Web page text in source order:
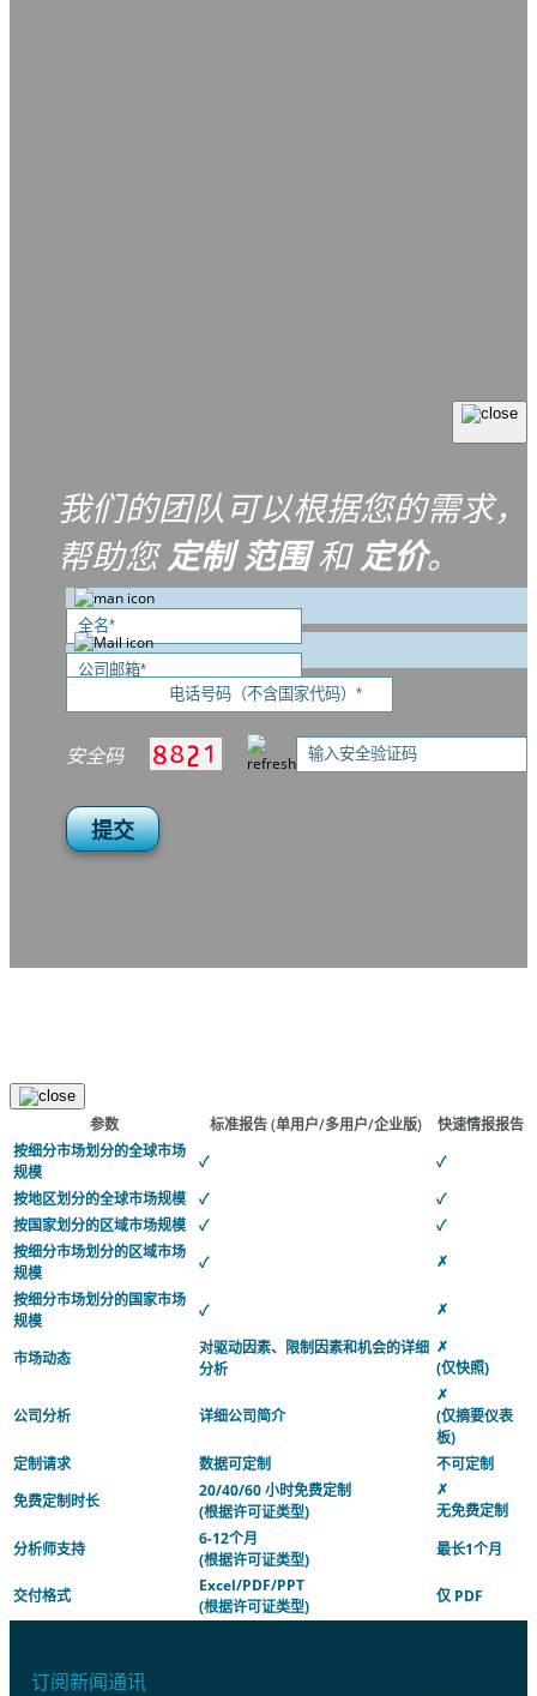
我们的团队可以根据您的需求，
帮助您定制 范围和定价。
安全码
提交
参数 标准报告(单用户/多用户/企业版)
快速情报报告
按细分市场划分的全球市场
规模
✓
✓
按地区划分的全球市场规模
✓
✓
按国家划分的区域市场规模
✓
✓
按细分市场划分的区域市场
规模
✓
✗
按细分市场划分的国家市场
规模
✓ ✗
市场动态
对驱动因素、限制因素和机会的详细
分析
✗
(仅快照)
公司分析 详细公司简介
✗
(仅摘要仪表
板)
定制请求
数据可定制
不可定制
免费定制时长
20/40/60 小时免费定制
(根据许可证类型)
✗
无免费定制
分析师支持
6-12个月
(根据许可证类型)
最长1个月
交付格式
Excel/PDF/PPT
(根据许可证类型)
仅 PDF
订阅新闻通讯